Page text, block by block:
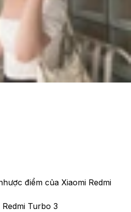
điểm của Xiaomi Redmi
Turbo 3